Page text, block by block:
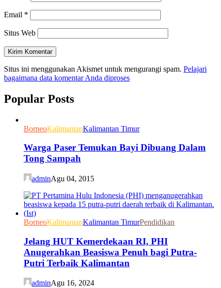
Email *
Situs Web
Situs ini menggunakan Akismet untuk mengurangi spam. Pelajari
bagaimana data komentar Anda diproses
Popular Posts
BorneoKalimantanKalimantan Timur
Warga Paser Temukan Bayi Dibuang Dalam
Tong Sampah
adminAgu 04, 2015
BorneoKalimantanKalimantan TimurPendidikan
Jelang HUT Kemerdekaan RI, PHI
Anugerahkan Beasiswa Penuh bagi Putra-
Putri Terbaik Kalimantan
adminAgu 16, 2024